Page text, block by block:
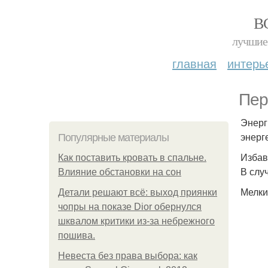
лучшие
главная
Популярные материалы
Как поставить кровать в спальне.
Влияние обстановки на сон
Детали решают всё: выход приянки
чопры на показе Dior обернулся
шквалом критики из-за небрежного
пошива.
Невеста без права выбора: как
В